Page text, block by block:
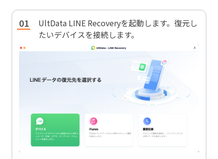
UltData LINE Recoveryを起動します。復元し
たいデバイスを接続します。